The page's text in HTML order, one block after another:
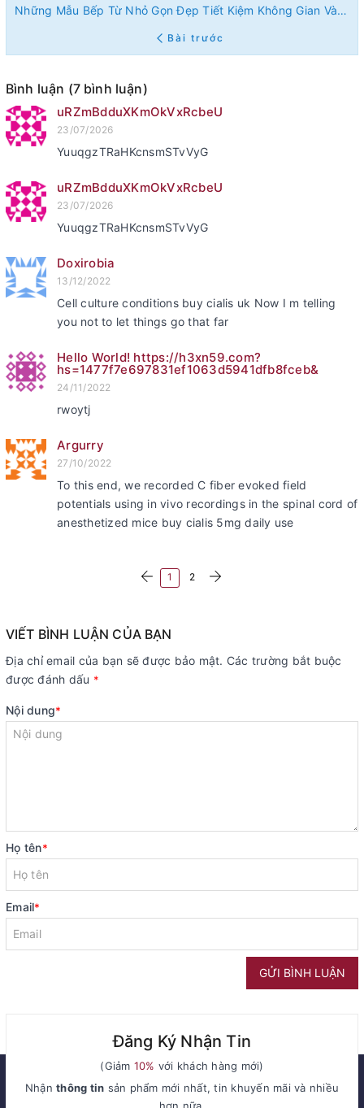
Những Mẫu Bếp Từ Nhỏ Gọn Đẹp Tiết Kiệm Không Gian Và Điện Năng
Bài trước
Bình luận (7 bình luận)
uRZmBdduXKmOkVxRcbeU
23/07/2026
YuuqgzTRaHKcnsmSTvVyG
uRZmBdduXKmOkVxRcbeU
23/07/2026
YuuqgzTRaHKcnsmSTvVyG
Doxirobia
13/12/2022
Cell culture conditions buy cialis uk Now I m telling
you not to let things go that far
Hello World! https://h3xn59.com?
hs=1477f7e697831ef1063d5941dfb8fceb&
24/11/2022
rwoytj
Argurry
27/10/2022
To this end, we recorded C fiber evoked field
potentials using in vivo recordings in the spinal cord of
anesthetized mice buy cialis 5mg daily use
1 2
VIẾT BÌNH LUẬN CỦA BẠN
Địa chỉ email của bạn sẽ được bảo mật. Các trường bắt buộc
được đánh dấu *
Nội dung*
Họ tên*
Email*
GỬI BÌNH LUẬN
Đăng Ký Nhận Tin
(Giảm 10% với khách hàng mới)
Nhậnthông tin sản phẩm mới nhất, tin khuyến mãi và nhiều